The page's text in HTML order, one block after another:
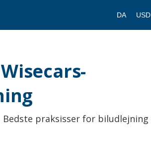
DA USD
Bedste praksisser for biludlejning